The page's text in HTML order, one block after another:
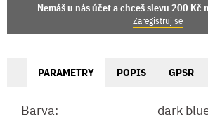
Nemáš u nás účet a chceš slevu 200 Kč
Zaregistruj se
PARAMETRY POPIS GPSR
Barva:
dark